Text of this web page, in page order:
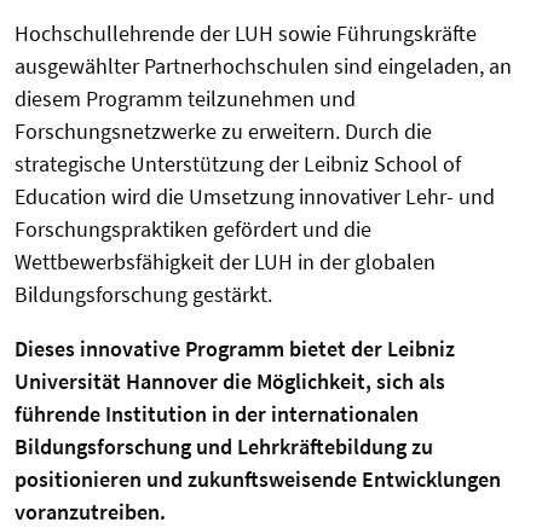
Hochschullehrende der LUH sowie Führungskräfte
ausgewählterPartnerhochschulen sind eingeladen, an
diesem Programm teilzunehmen und
Forschungsnetzwerke zu erweitern. Durch die
strategische Unterstützung der Leibniz School of
Education wird die Umsetzung innovativer Lehr- und
Forschungspraktiken gefördert und die
Wettbewerbsfähigkeit der LUH in der globalen
Bildungsforschung gestärkt.
Dieses innovative Programm bietet der Leibniz
Universität Hannover die Möglichkeit, sich als
führende Institution in der internationalen
Bildungsforschung und Lehrkräftebildung zu
positionieren und zukunftsweisende Entwicklungen
voranzutreiben.